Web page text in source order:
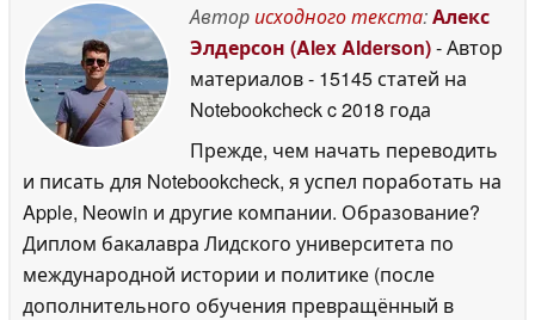
Авторисходного текста:Алекс
Элдерсон (Alex Alderson)- Автор
материалов- 15145 статей на
Notebookcheckc 2018 года
Прежде, чем начать переводить
и писать для Notebookcheck, я успел поработать на
Apple, Neowin и другие компании. Образование?
Диплом бакалавра Лидского университета по
международной истории и политике (после
дополнительного обучения превращённый в